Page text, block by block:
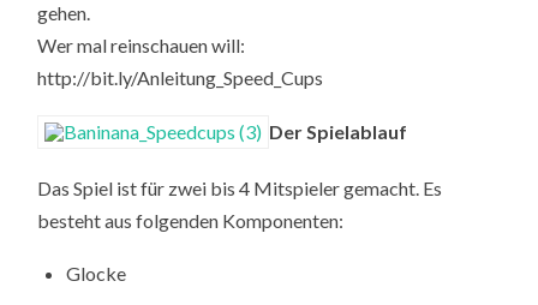
gehen.
Wer mal reinschauen will:
http://bit.ly/Anleitung_Speed_Cups
Der Spielablauf
Das Spiel ist für zwei bis 4 Mitspieler gemacht. Es
besteht aus folgenden Komponenten:
Glocke